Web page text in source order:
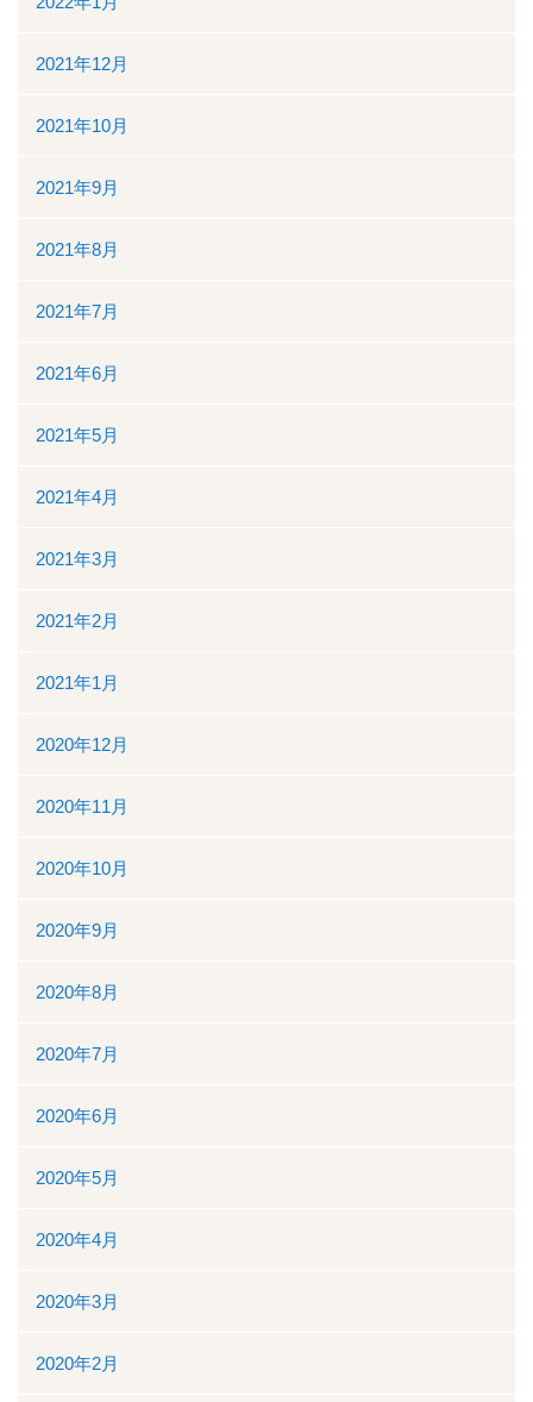
2021年12月
2021年10月
2021年9月
2021年8月
2021年7月
2021年6月
2021年5月
2021年4月
2021年3月
2021年2月
2021年1月
2020年12月
2020年11月
2020年10月
2020年9月
2020年8月
2020年7月
2020年6月
2020年5月
2020年4月
2020年3月
2020年2月